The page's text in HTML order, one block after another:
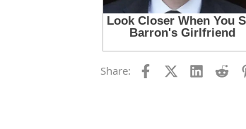
Share: FacebookX (Twitter)
LinkedIn